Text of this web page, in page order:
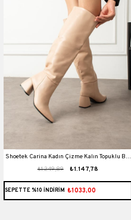
Shoetek Carina Kadın Çizme Kalın Topuklu Bej
Deri₺1.147,78
₺1.249,89
SEPETTE %10 İNDİRİM ₺1033,00